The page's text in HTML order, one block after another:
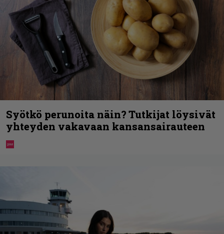
Syötkö perunoita näin? Tutkijat löysivät
yhteyden vakavaan kansansairauteen